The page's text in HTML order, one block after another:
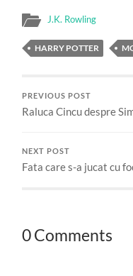
J.K. Rowling
HARRY POTTER
PREVIOUS POST
Raluca Cincu despre
NEXT POST
Fata care s-a jucat cu
0 Comments